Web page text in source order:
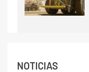
7
NOTICIAS